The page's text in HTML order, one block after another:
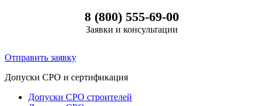
8 (800) 555-69-00
Заявки и консультации
Отправить заявку
Допуски СРО и сертификация
Допуски СРО строителей